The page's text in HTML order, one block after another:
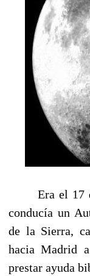
Era el 17
conducía un
de la Sierra,
hacia Madrid
prestar ayuda